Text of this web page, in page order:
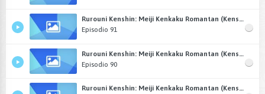
Rurouni Kenshin: Meiji Kenkaku Romantan (Kenshin: El Guerrero Samurái) Castellano
Episodio 91
Episodio 90
Rurouni Kenshin: Meiji Kenkaku Romantan (Kenshin: El Guerrero Samurái) Castellano